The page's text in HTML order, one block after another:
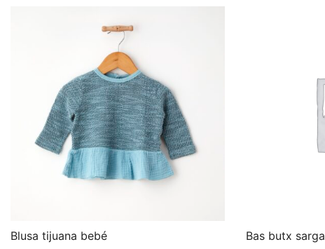
Blusa tijuana bebé
Bas butx sarga